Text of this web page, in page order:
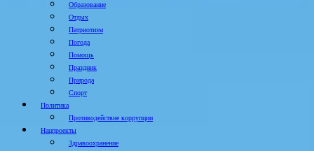
Образование
Отдых
Патриотизм
Погода
Помощь
Праздник
Природа
Спорт
Политика
Противодействие коррупции
Нацпроекты
Здравоохранение